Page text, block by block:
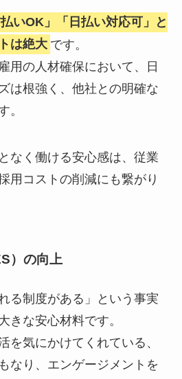
いOK」「日払い対応可」と
は絶大 です。
用の人材確保において、日
は根強く、他社との明確な
。
なく働ける安心感は、従業
用コストの削減にも繋がり
）の向上
る制度がある」という事実
きな安心材料です。
を気にかけてくれている、
なり、エンゲージメントを